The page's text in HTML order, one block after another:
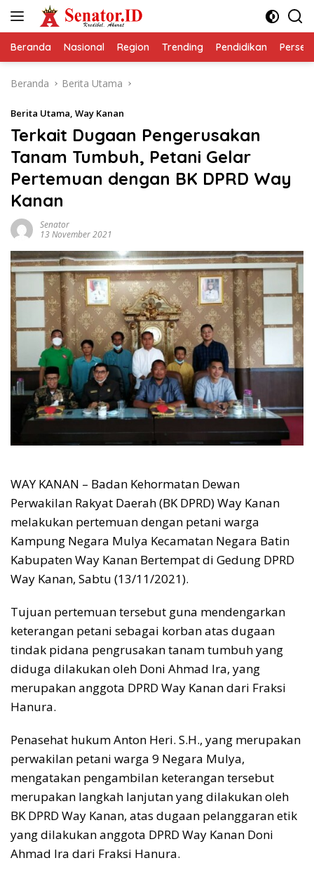
Beranda Nasional Region Trending Pendidikan
Beranda Berita Utama
Berita Utama, Way Kanan
Terkait Dugaan Pengerusakan
Tanam Tumbuh, Petani Gelar
Pertemuan dengan BK DPRD Way
Kanan
Senator
13 November 2021
WAY KANAN – Badan Kehormatan Dewan
Perwakilan Rakyat Daerah (BK DPRD) Way Kanan
melakukan pertemuan dengan petani warga
Kampung Negara Mulya Kecamatan Negara Batin
Kabupaten Way Kanan Bertempat di Gedung DPRD
Way Kanan, Sabtu (13/11/2021).
Tujuan pertemuan tersebut guna mendengarkan
keterangan petani sebagai korban atas dugaan
tindak pidana pengrusakan tanam tumbuh yang
diduga dilakukan oleh Doni Ahmad Ira, yang
merupakan anggota DPRD Way Kanan dari Fraksi
Hanura.
Penasehat hukum Anton Heri. S.H., yang merupakan
perwakilan petani warga 9 Negara Mulya,
mengatakan pengambilan keterangan tersebut
merupakan langkah lanjutan yang dilakukan oleh
BK DPRD Way Kanan, atas dugaan pelanggaran etik
yang dilakukan anggota DPRD Way Kanan Doni
Ahmad Ira dari Fraksi Hanura.